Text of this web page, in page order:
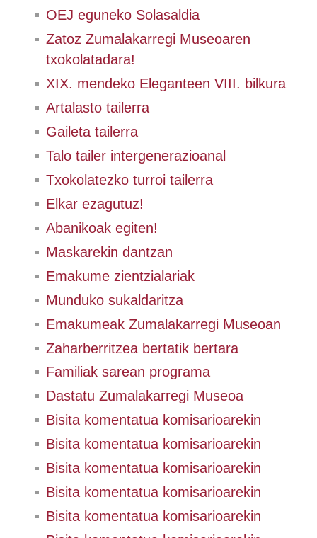
OEJ eguneko Solasaldia
Zatoz Zumalakarregi Museoaren
txokolatadara!
XIX. mendeko Eleganteen VIII. bilkura
Artalasto tailerra
Gaileta tailerra
Talo tailer intergenerazioanal
Txokolatezko turroi tailerra
Elkar ezagutuz!
Abanikoak egiten!
Maskarekin dantzan
Emakume zientzialariak
Munduko sukaldaritza
Emakumeak Zumalakarregi Museoan
Zaharberritzea bertatik bertara
Familiak sarean programa
Dastatu Zumalakarregi Museoa
Bisita komentatua komisarioarekin
Bisita komentatua komisarioarekin
Bisita komentatua komisarioarekin
Bisita komentatua komisarioarekin
Bisita komentatua komisarioarekin